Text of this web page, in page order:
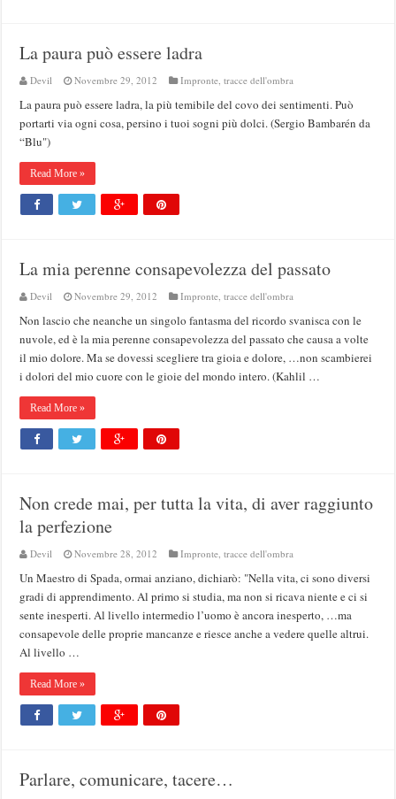
La paura può essere ladra
Devil Novembre 29, 2012 Impronte, tracce dell'ombra
La paura può essere ladra, la più temibile del covo dei sentimenti. Può
portarti via ogni cosa, persino i tuoi sogni più dolci. (Sergio Bambarén da
“Blu")
Read More »
La mia perenne consapevolezza del passato
Devil Novembre 29, 2012 Impronte, tracce dell'ombra
Non lascio che neanche un singolo fantasma del ricordo svanisca con le
nuvole, ed è la mia perenne consapevolezza del passato che causa a volte
il mio dolore. Ma se dovessi scegliere tra gioia e dolore, …non scambierei
i dolori del mio cuore con le gioie del mondo intero. (Kahlil …
Read More »
Non crede mai, per tutta la vita, di aver raggiunto
la perfezione
Devil Novembre 28, 2012 Impronte, tracce dell'ombra
Un Maestro di Spada, ormai anziano, dichiarò: "Nella vita, ci sono diversi
gradi di apprendimento. Al primo si studia, ma non si ricava niente e ci si
sente inesperti. Al livello intermedio l’uomo è ancora inesperto, …ma
consapevole delle proprie mancanze e riesce anche a vedere quelle altrui.
Al livello …
Read More »
Parlare, comunicare, tacere…